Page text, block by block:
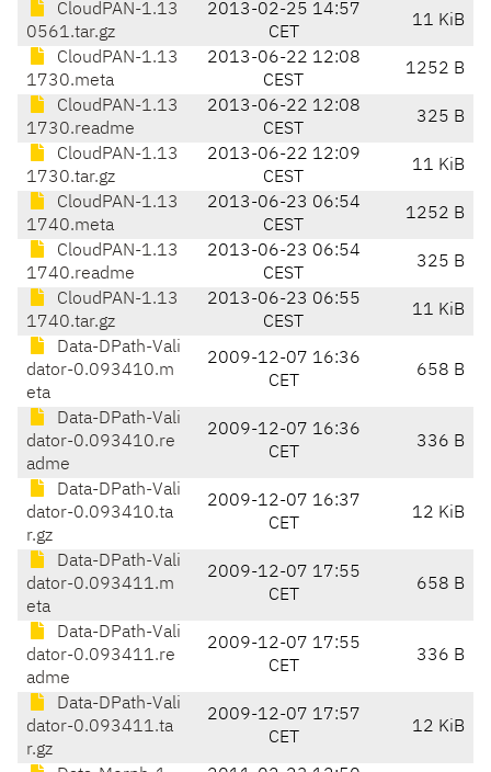
CloudPAN-1.13
0561.tar.gz
2013-02-25 14:57
CET
11 KiB
CloudPAN-1.13
1730.meta
2013-06-22 12:08
CEST
1252 B
CloudPAN-1.13
1730.readme
2013-06-22 12:08
CEST
325 B
CloudPAN-1.13
1730.tar.gz
2013-06-22 12:09
CEST
11 KiB
CloudPAN-1.13
1740.meta
2013-06-23 06:54
CEST
1252 B
CloudPAN-1.13
1740.readme
2013-06-23 06:54
CEST
325 B
CloudPAN-1.13
1740.tar.gz
2013-06-23 06:55
CEST
11 KiB
Data-DPath-Vali
dator-0.093410.m
eta
2009-12-07 16:36
CET
658 B
Data-DPath-Vali
dator-0.093410.re
adme
2009-12-07 16:36
CET
336 B
Data-DPath-Vali
dator-0.093410.ta
r.gz
2009-12-07 16:37
CET
12 KiB
Data-DPath-Vali
dator-0.093411.m
eta
2009-12-07 17:55
CET
658 B
Data-DPath-Vali
dator-0.093411.re
adme
2009-12-07 17:55
CET
336 B
Data-DPath-Vali
dator-0.093411.ta
r.gz
2009-12-07 17:57
CET
12 KiB